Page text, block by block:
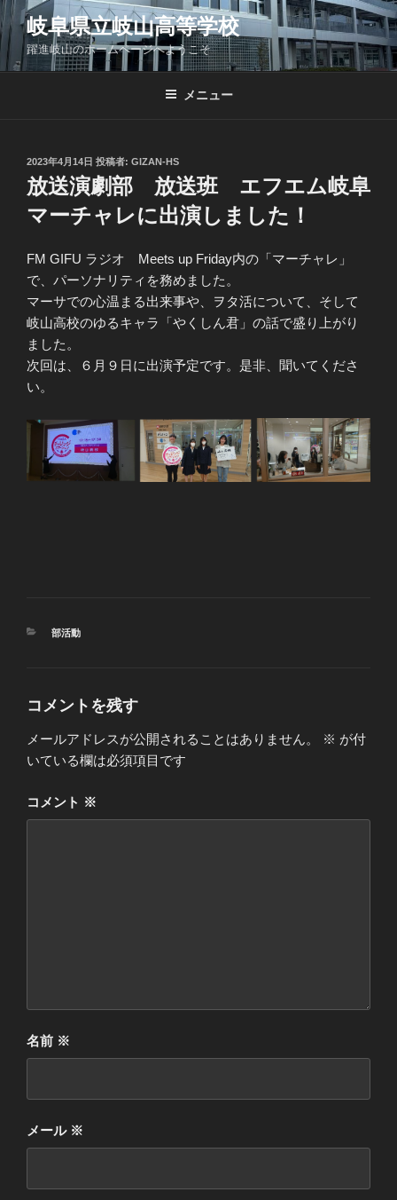
コ
ン
テ
ン
岐阜県立岐山高等学校
躍進岐山のホームページへようこそ
メニュー
投
稿
日:
2023年4月14日 投稿者: GIZAN-HS
放送演劇部 放送班 エフエム岐阜
マーチャレに出演しました！
FM GIFU ラジオ Meets up Friday内の「マーチャレ」
で、パーソナリティを務めました。
マーサでの心温まる出来事や、ヲタ活について、そして
岐山高校のゆるキャラ「やくしん君」の話で盛り上がり
ました。
次回は、６月９日に出演予定です。是非、聞いてくださ
い。
カ
部活動
コメントを残す
メールアドレスが公開されることはありません。 ※ が付
いている欄は必須項目です
コメント ※
名前 ※
メール ※